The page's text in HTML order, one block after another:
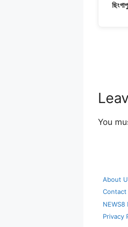
You
About
Contact
Privacy